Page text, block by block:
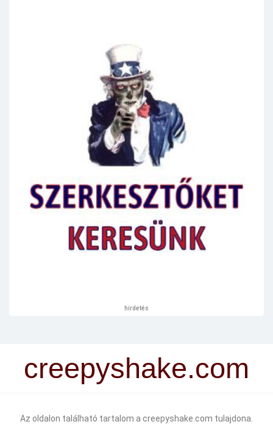
hirdetés
creepyshake.com
Az oldalon található tartalom a creepyshake.com tulajdona.